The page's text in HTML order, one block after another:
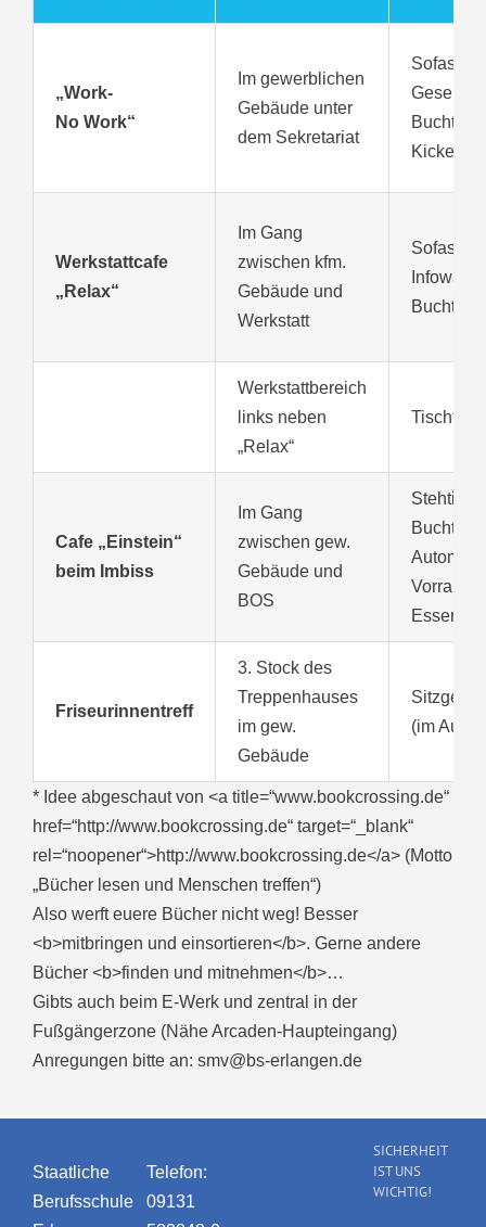
„Work-
No Work“
Im gewerblichen
Gebäude unter
dem Sekretariat
Sofas,
Kicker
Werkstattcafe
„Relax“
Im Gang
zwischen kfm.
Gebäude und
Werkstatt
Sofas,
Werkstattbereich
links neben
„Relax“
Cafe „Einstein“
beim Imbiss
Im Gang
zwischen gew.
Gebäude und
BOS
Vorraum,
Essen
Friseurinnentreff
3. Stock des
Treppenhauses
im gew.
Gebäude
(im
* Idee abgeschaut von <a title=“www.bookcrossing.de“
href=“http://www.bookcrossing.de“ target=“_blank“
rel=“noopener“>http://www.bookcrossing.de</a> (Motto
„Bücher lesen und Menschen treffen“)
Also werft euere Bücher nicht weg! Besser
<b>mitbringen und einsortieren</b>. Gerne andere
Bücher <b>finden und mitnehmen</b>…
Gibts auch beim E-Werk und zentral in der
Fußgängerzone (Nähe Arcaden-Haupteingang)
Anregungen bitte an: smv@bs-erlangen.de
Staatliche
Berufsschule
Telefon:
09131
SICHERHEIT
IST UNS
WICHTIG!